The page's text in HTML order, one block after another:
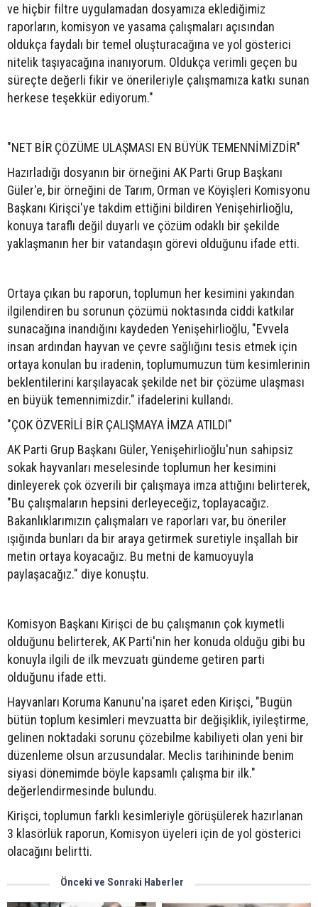
ve hiçbir filtre uygulamadan dosyamıza eklediğimiz
raporların, komisyon ve yasama çalışmaları açısından
oldukça faydalı bir temel oluşturacağına ve yol gösterici
nitelik taşıyacağına inanıyorum. Oldukça verimli geçen bu
süreçte değerli fikir ve önerileriyle çalışmamıza katkı sunan
herkese teşekkür ediyorum."
"NET BİR ÇÖZÜME ULAŞMASI EN BÜYÜK TEMENNİMİZDİR"
Hazırladığı dosyanın bir örneğini AK Parti Grup Başkanı
Güler'e, bir örneğini de Tarım, Orman ve Köyişleri Komisyonu
Başkanı Kirişci'ye takdim ettiğini bildiren Yenişehirlioğlu,
konuya taraflı değil duyarlı ve çözüm odaklı bir şekilde
yaklaşmanın her bir vatandaşın görevi olduğunu ifade etti.
Ortaya çıkan bu raporun, toplumun her kesimini yakından
ilgilendiren bu sorunun çözümü noktasında ciddi katkılar
sunacağına inandığını kaydeden Yenişehirlioğlu, "Evvela
insan ardından hayvan ve çevre sağlığını tesis etmek için
ortaya konulan bu iradenin, toplumumuzun tüm kesimlerinin
beklentilerini karşılayacak şekilde net bir çözüme ulaşması
en büyük temennimizdir." ifadelerini kullandı.
"ÇOK ÖZVERİLİ BİR ÇALIŞMAYA İMZA ATILDI"
AK Parti Grup Başkanı Güler, Yenişehirlioğlu'nun sahipsiz
sokak hayvanları meselesinde toplumun her kesimini
dinleyerek çok özverili bir çalışmaya imza attığını belirterek,
"Bu çalışmaların hepsini derleyeceğiz, toplayacağız.
Bakanlıklarımızın çalışmaları ve raporları var, bu öneriler
ışığında bunları da bir araya getirmek suretiyle inşallah bir
metin ortaya koyacağız. Bu metni de kamuoyuyla
paylaşacağız." diye konuştu.
Komisyon Başkanı Kirişci de bu çalışmanın çok kıymetli
olduğunu belirterek, AK Parti'nin her konuda olduğu gibi bu
konuyla ilgili de ilk mevzuatı gündeme getiren parti
olduğunu ifade etti.
Hayvanları Koruma Kanunu'na işaret eden Kirişci, "Bugün
bütün toplum kesimleri mevzuatta bir değişiklik, iyileştirme,
gelinen noktadaki sorunu çözebilme kabiliyeti olan yeni bir
düzenleme olsun arzusundalar. Meclis tarihininde benim
siyasi dönemimde böyle kapsamlı çalışma bir ilk."
değerlendirmesinde bulundu.
Kirişci, toplumun farklı kesimleriyle görüşülerek hazırlanan
3 klasörlük raporun, Komisyon üyeleri için de yol gösterici
olacağını belirtti.
Önceki ve Sonraki Haberler